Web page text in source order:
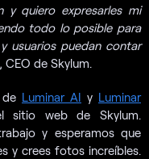
y quiero expresarles mi
todo lo posible para
usuarios puedan contar
de Skylum.
Luminar AI y Luminar
sitio web de Skylum.
y esperamos que
y crees fotos increíbles.